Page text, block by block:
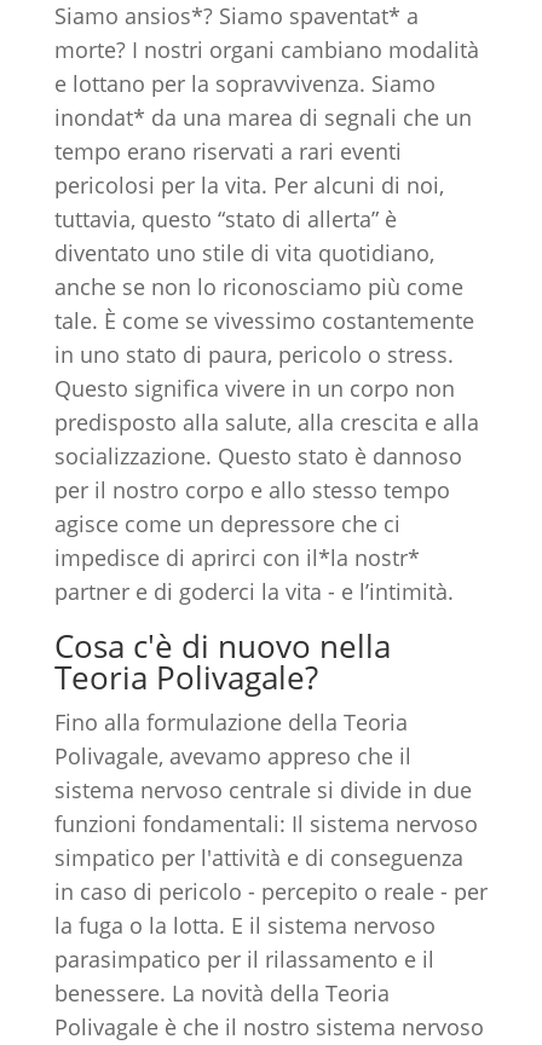
Siamo ansios*? Siamo spaventat* a
morte? I nostri organi cambiano modalità
e lottano per la sopravvivenza. Siamo
inondat* da una marea di segnali che un
tempo erano riservati a rari eventi
pericolosi per la vita. Per alcuni di noi,
tuttavia, questo “stato di allerta” è
diventato uno stile di vita quotidiano,
anche se non lo riconosciamo più come
tale. È come se vivessimo costantemente
in uno stato di paura, pericolo o stress.
Questo significa vivere in un corpo non
predisposto alla salute, alla crescita e alla
socializzazione. Questo stato è dannoso
per il nostro corpo e allo stesso tempo
agisce come un depressore che ci
impedisce di aprirci con il*la nostr*
partner e di goderci la vita - e l’intimità.
Cosa c'è di nuovo nella
Teoria Polivagale?
Fino alla formulazione della Teoria
Polivagale, avevamo appreso che il
sistema nervoso centrale si divide in due
funzioni fondamentali: Il sistema nervoso
simpatico per l'attività e di conseguenza
in caso di pericolo - percepito o reale - per
la fuga o la lotta. E il sistema nervoso
parasimpatico per il rilassamento e il
benessere. La novità della Teoria
Polivagale è che il nostro sistema nervoso